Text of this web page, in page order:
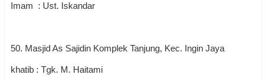
Imam : Ust. Iskandar
50. Masjid As Sajidin Komplek Tanjung, Kec. Ingin Jaya
khatib : Tgk. M. Haitami